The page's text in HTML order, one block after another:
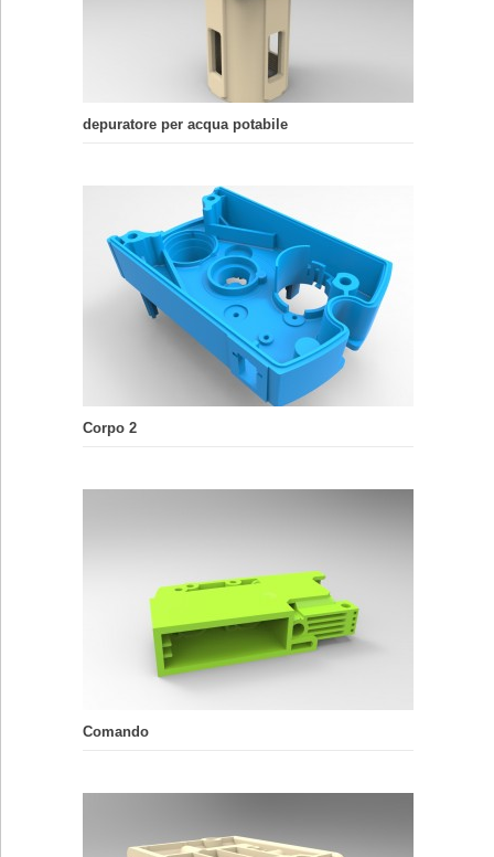
depuratore per acqua potabile
Corpo 2
Comando